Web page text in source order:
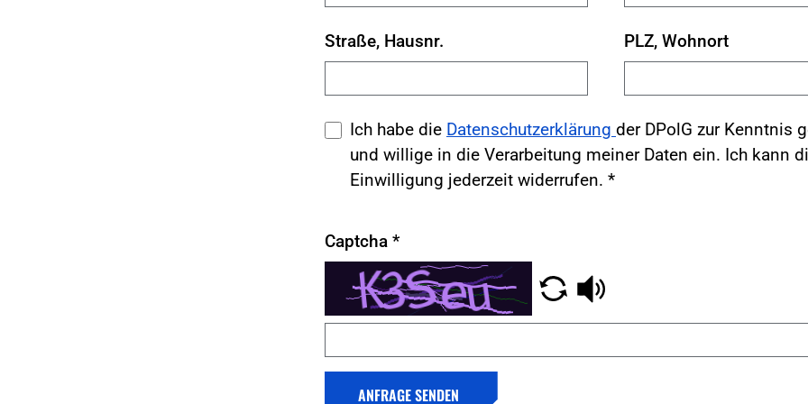
Straße, Hausnr. PLZ, Wohnort
Ich habe die Datenschutzerklärung der DPolG zur Kenntnis
und willige in die Verarbeitung meiner Daten ein. Ich kann
Einwilligung jederzeit widerrufen. *
Captcha *
ANFRAGE SENDEN